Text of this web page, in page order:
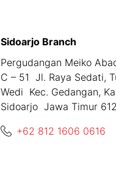
Sidoarjo Branch
Pergudangan Meiko
C – 51 Jl. Raya Sedati,
Wedi Kec. Gedangan,
Sidoarjo Jawa Timur
+62 812 1606 0616